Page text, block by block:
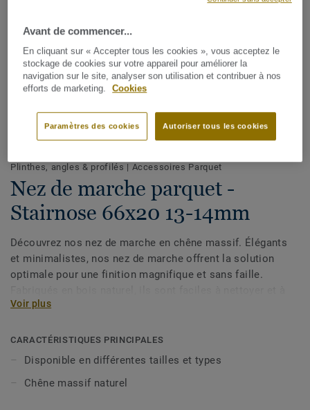
Voir tous les décors (2)
Plinthes, angles & profilés | Accessoires Parquet
Nez de marche parquet -
Stairnose 66x20 13-14mm
Découvrez nos nez de marche en chêne massif. Élégants
et minimalistes, nos nez de marche offrent la solution
optimale pour une finition magnifique et sans faille.
entretenir. Ils sont fixés directement à la marche ou au
de structure sont possibles.
Voir plus
CARACTÉRISTIQUES PRINCIPALES
Disponible en différentes tailles et types
Chêne massif naturel
Avant de commencer...
En cliquant sur « Accepter tous les cookies », vous acceptez le
stockage de cookies sur votre appareil pour améliorer la
navigation sur le site, analyser son utilisation et contribuer à nos
efforts de marketing.
Cookies
Autoriser tous les cookies
Paramètres des cookies